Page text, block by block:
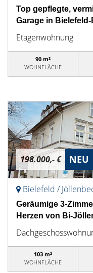
Top gepflegte,
Garage in
Etagenwohnung
90 m²
WOHNFLÄCHE
198.000,- € NEU
Bielefeld /
Geräumige 3-
Herzen von Bi-
103 m²
WOHNFLÄCHE